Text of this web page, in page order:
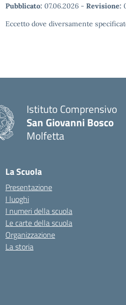
Pubblicato: 07.06.2026 - Revisione:
Eccetto dove diversamente
Istituto Comprensivo
San Giovanni Bosco
Molfetta
La Scuola
Presentazione
I luoghi
I numeri della scuola
Le carte della scuola
Organizzazione
La storia